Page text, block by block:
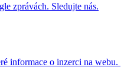
zprávách. Sledujte nás.
informace o inzerci na webu.